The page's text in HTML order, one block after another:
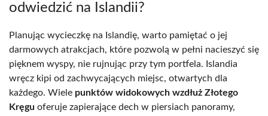
odwiedzić na Islandii?
Planując wycieczkę na Islandię, warto pamiętać o jej
darmowych atrakcjach, które pozwolą w pełni nacieszyć się
pięknem wyspy, nie rujnując przy tym portfela. Islandia
wręcz kipi od zachwycających miejsc, otwartych dla
każdego. Wiele punktów widokowych wzdłuż Złotego
Kręgu oferuje zapierające dech w piersiach panoramy,